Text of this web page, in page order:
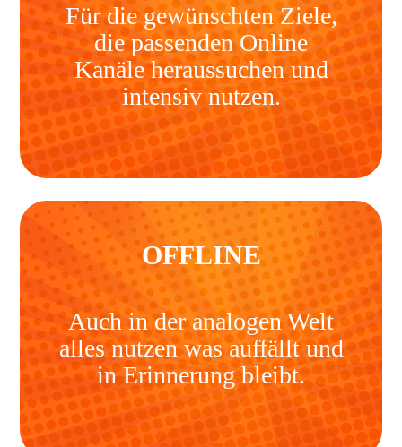
Für die gewünschten Ziele,
die passenden Online
Kanäle heraussuchen und
intensiv nutzen.
OFFLINE
Auch in der analogen Welt
alles nutzen was auffällt und
in Erinnerung bleibt.